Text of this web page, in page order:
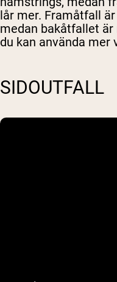
lår mer. Framåtfall
medan bakåtfallet
du kan använda mer
SIDOUTFALL
Shipping Country: